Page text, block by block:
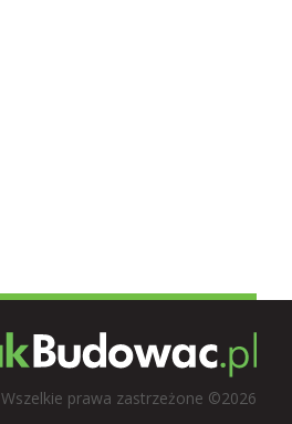
Wszelkie prawa zastrzeżone ©2026